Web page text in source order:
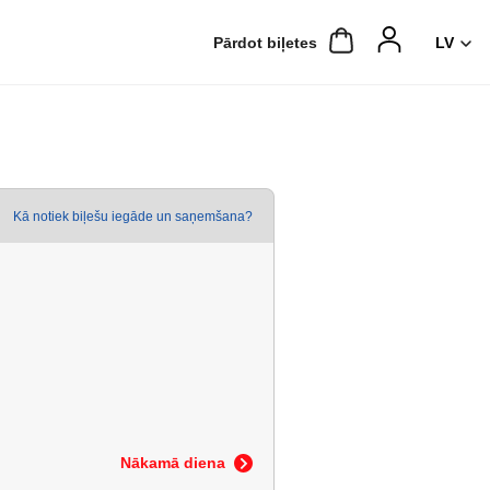
Pārdot biļetes
Kā notiek biļešu iegāde un saņemšana?
Nākamā diena